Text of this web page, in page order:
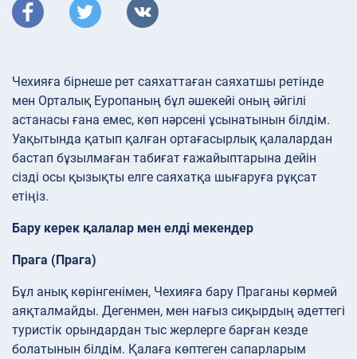
Чехияға бірнеше рет саяхаттаған саяхатшы ретінде
мен Орталық Еуропаның бұл әшекейі оның әйгілі
астанасы ғана емес, көп нәрсені ұсынатынын білдім.
Уақытында қатып қалған ортағасырлық қалалардан
бастап бұзылмаған табиғат ғажайыптарына дейін
сізді осы қызықты елге саяхатқа шығаруға рұқсат
етіңіз.
Бару керек қалалар мен елді мекендер
Прага (Прага)
Бұл анық көрінгенімен, Чехияға бару Праганы көрмей
аяқталмайды. Дегенмен, мен нағыз сиқырдың әдеттегі
туристік орындардан тыс жерлерге барған кезде
болатынын білдім. Қалаға көптеген сапарларым